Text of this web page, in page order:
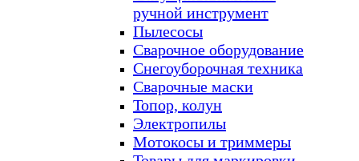
ручной инструмент
Пылесосы
Сварочное оборудование
Снегоуборочная техника
Сварочные маски
Топор, колун
Электропилы
Мотокосы и триммеры